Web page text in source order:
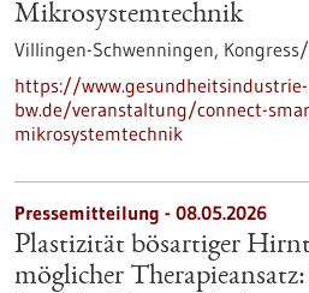
Mikrosystemtechnik
Villingen-Schwenningen,
https://www.gesundheitsindustrie-
bw.de/veranstaltung/connect-
mikrosystemtechnik
Pressemitteilung - 08.05.2026
Plastizität bösartiger
möglicher